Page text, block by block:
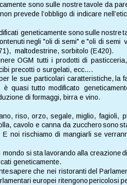
sono sulle nostre tavole da
non prevede l’obbligo di indicare
geneticamente sono sulle nostre
negli "oli di semi" e "oli di semi
maltodestrine, sorbitolo (E420).
OGM tutti i prodotti di
precotti o surgelati, ecc….
le sue particolari caratteristiche, la
è quasi tutto modificato
di formaggi, birra e vino.
riso, orzo, segale, miglio, fagioli,
cavolo e canna da zucchero sono
E noi rischiamo di mangiarli se
mondo si sta lavorando alla creazione
geneticamente.
sapere che nei ristoranti del
europei ritengono pericolosi